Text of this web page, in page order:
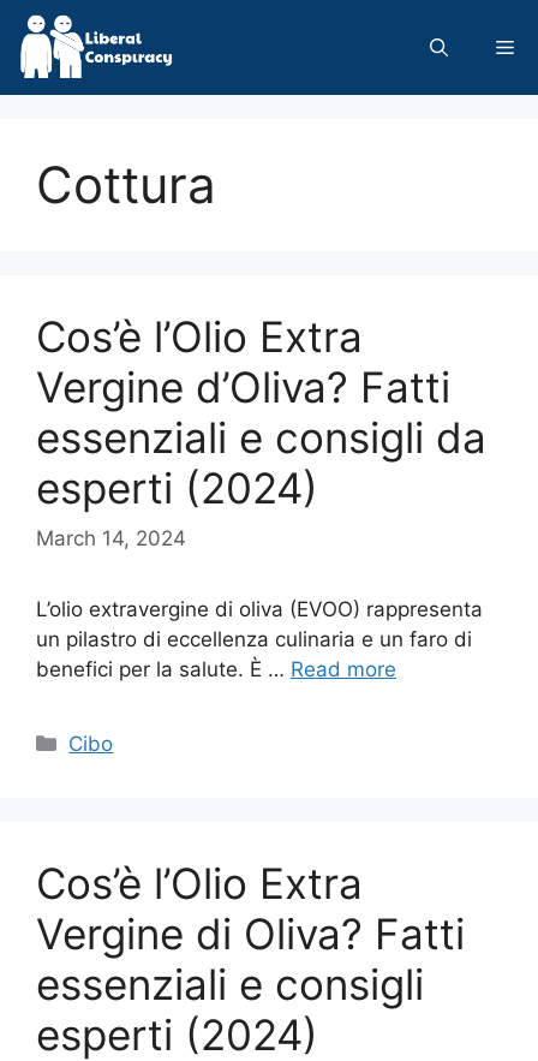
Skip
content
Cottura
Cos’è l’Olio Extra
Vergine d’Oliva? Fatti
essenziali e consigli da
esperti (2024)
March 14, 2024
L’olio extravergine di oliva (EVOO) rappresenta
un pilastro di eccellenza culinaria e un faro di
benefici per la salute. È … Read more
Categories
Cibo
Cos’è l’Olio Extra
Vergine di Oliva? Fatti
essenziali e consigli
esperti (2024)